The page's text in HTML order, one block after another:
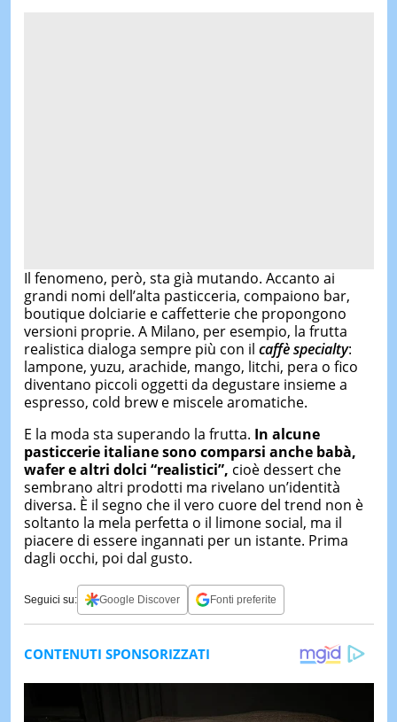
Il fenomeno, però, sta già mutando. Accanto ai
grandi nomi dell’alta pasticceria, compaiono bar,
boutique dolciarie e caffetterie che propongono
versioni proprie. A Milano, per esempio, la frutta
realistica dialoga sempre più con il caffè specialty:
lampone, yuzu, arachide, mango, litchi, pera o fico
diventano piccoli oggetti da degustare insieme a
espresso, cold brew e miscele aromatiche.
E la moda sta superando la frutta. In alcune
pasticcerie italiane sono comparsi anche babà,
wafer e altri dolci “realistici”, cioè dessert che
sembrano altri prodotti ma rivelano un’identità
diversa. È il segno che il vero cuore del trend non è
soltanto la mela perfetta o il limone social, ma il
piacere di essere ingannati per un istante. Prima
dagli occhi, poi dal gusto.
Seguici su: Google Discover Fonti preferite